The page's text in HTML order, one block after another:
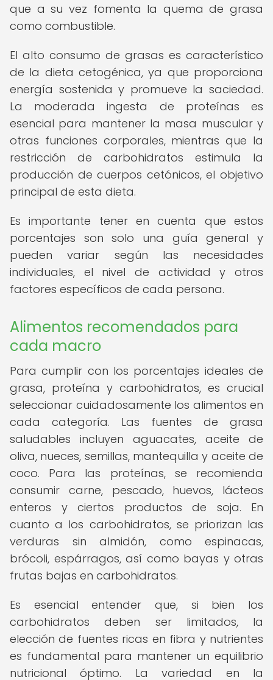
que a su vez fomenta la quema de grasa
como combustible.
El alto consumo de grasas es característico
de la dieta cetogénica, ya que proporciona
energía sostenida y promueve la saciedad.
La moderada ingesta de proteínas es
esencial para mantener la masa muscular y
otras funciones corporales, mientras que la
restricción de carbohidratos estimula la
producción de cuerpos cetónicos, el objetivo
principal de esta dieta.
Es importante tener en cuenta que estos
porcentajes son solo una guía general y
pueden variar según las necesidades
individuales, el nivel de actividad y otros
factores específicos de cada persona.
Alimentos recomendados para
cada macro
Para cumplir con los porcentajes ideales de
grasa, proteína y carbohidratos, es crucial
seleccionar cuidadosamente los alimentos en
cada categoría. Las fuentes de grasa
saludables incluyen aguacates, aceite de
oliva, nueces, semillas, mantequilla y aceite de
coco. Para las proteínas, se recomienda
consumir carne, pescado, huevos, lácteos
enteros y ciertos productos de soja. En
cuanto a los carbohidratos, se priorizan las
verduras sin almidón, como espinacas,
brócoli, espárragos, así como bayas y otras
frutas bajas en carbohidratos.
Es esencial entender que, si bien los
carbohidratos deben ser limitados, la
elección de fuentes ricas en fibra y nutrientes
es fundamental para mantener un equilibrio
nutricional óptimo. La variedad en la